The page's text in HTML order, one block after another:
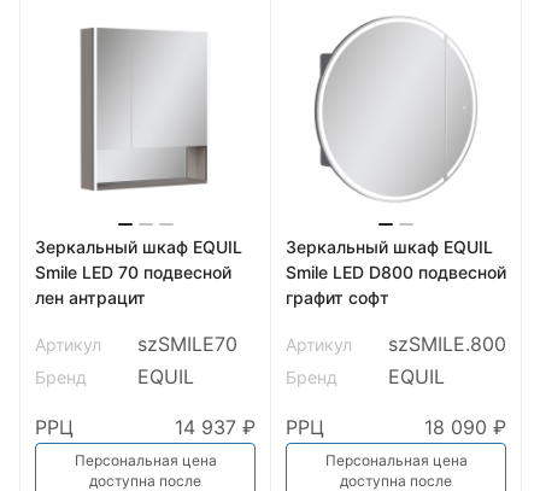
Зеркальный шкаф EQUIL
Smile LED 70 подвесной
лен антрацит
Артикул szSMILE70
Бренд EQUIL
РРЦ 14 937 ₽
Персональная цена
доступна после
Зеркальный шкаф EQUIL
Smile LED D800 подвесной
графит софт
Артикул szSMILE.800
Бренд EQUIL
РРЦ 18 090 ₽
Персональная цена
доступна после